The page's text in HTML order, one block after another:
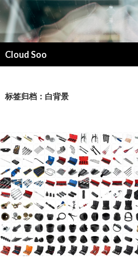
Cloud Soo
索
文
标签归档：白背景